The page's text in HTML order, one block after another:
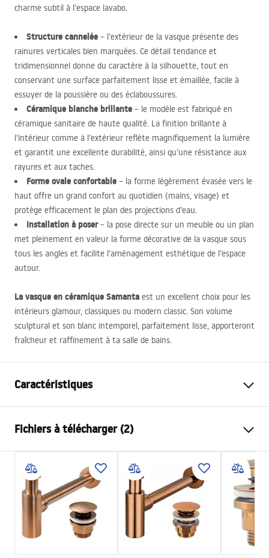
charme subtil à l’espace lavabo.
Structure cannelée – l’extérieur de la vasque présente des
rainures verticales bien marquées. Ce détail tendance et
tridimensionnel donne du caractère à la silhouette, tout en
conservant une surface parfaitement lisse et émaillée, facile à
essuyer de la poussière ou des éclaboussures.
Céramique blanche brillante – le modèle est fabriqué en
céramique sanitaire de haute qualité. La finition brillante à
l’intérieur comme à l’extérieur reflète magnifiquement la lumière
et garantit une excellente durabilité, ainsi qu’une résistance aux
rayures et aux taches.
Forme ovale confortable – la forme légèrement évasée vers le
haut offre un grand confort au quotidien (mains, visage) et
protège efficacement le plan des projections d’eau.
Installation à poser– la pose directe sur un meuble ou un plan
met pleinement en valeur la forme décorative de la vasque sous
tous les angles et facilite l’aménagement esthétique de l’espace
autour.
La vasque en céramique Samanta est un excellent choix pour les
intérieurs glamour, classiques ou modern classic. Son volume
sculptural et son blanc intemporel, parfaitement lisse, apporteront
fraîcheur et raffinement à ta salle de bains.
Caractéristiques
Matériel
Couleur
Blanc
Finition
Brillant
Longueur
490mm
Largeur
380
Hauteur
Fichiers à télécharger (2)
Instructions de montage
Basin.pdf
Conditions de garantie
Warranty_Terms_and_Conditions_Basins_-_5.pdf